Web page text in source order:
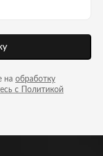
на обработку
с Политикой